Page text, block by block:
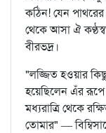
কঠিন! যেন
থেকে আসা ঐ
বীরভদ্র।
"লজ্জিত হওয়ার
হয়েছিলেন এঁর
মধ্যরাত্রি থেকে
তোমার" —